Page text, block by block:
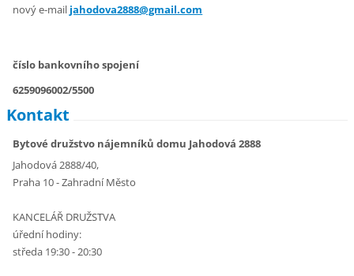
nový e-mail jahodova2888@gmail.com
číslo bankovního spojení
6259096002/5500
Kontakt
Bytové družstvo nájemníků domu Jahodová 2888
Jahodová 2888/40,
Praha 10 - Zahradní Město
KANCELÁŘ DRUŽSTVA
úřední hodiny:
středa 19:30 - 20:30